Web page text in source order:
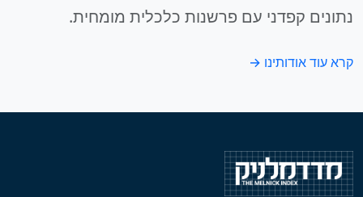
נתונים קפדני עם פרשנות כלכלית מומחית.
קרא עוד אודותינו →